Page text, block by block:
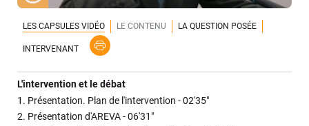
LES CAPSULES VIDÉO LE CONTENU LA QUESTION POSÉE
INTERVENANT
L'intervention et le débat
1. Présentation. Plan de l'intervention -02'35"
2. Présentation d'AREVA -06'31"